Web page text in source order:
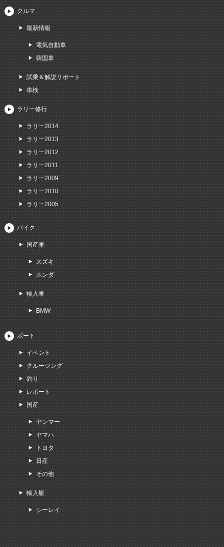
クルマ
最新情報
電気自動車
韓国車
試乗＆解説リポート
車検
ラリー修行
ラリー2014
ラリー2013
ラリー2012
ラリー2011
ラリー2009
ラリー2010
ラリー2005
バイク
国産車
スズキ
ホンダ
輸入車
BMW
ボート
イベント
クルージング
釣り
レポート
国産
ヤンマー
ヤマハ
トヨタ
日産
その他
輸入艇
シーレイ